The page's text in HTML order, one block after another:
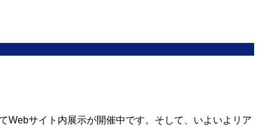
Webサイト内展示が開催中です。そして、いよいよリア